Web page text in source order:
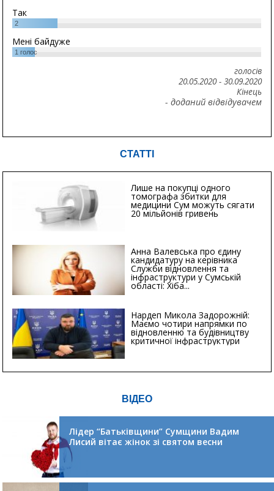
Так
2
Мені байдуже
1 голос
голосів
20.05.2020- 30.09.2020
Кінець
- доданий відвідувачем
СТАТТІ
Лише на покупці одного
томографа збитки для
медицини Сум можуть сягати
20 мільйонів гривень
Анна Валевська про єдину
кандидатуру на керівника
Служби відновлення та
інфраструктури у Сумській
області: Хіба...
Нардеп Микола Задорожній:
Маємо чотири напрямки по
відновленню та будівництву
критичної інфраструктури
ВІДЕО
Лідер “Батьківщини” Сумщини Вадим
Лисий вітає жінок зі святом весни